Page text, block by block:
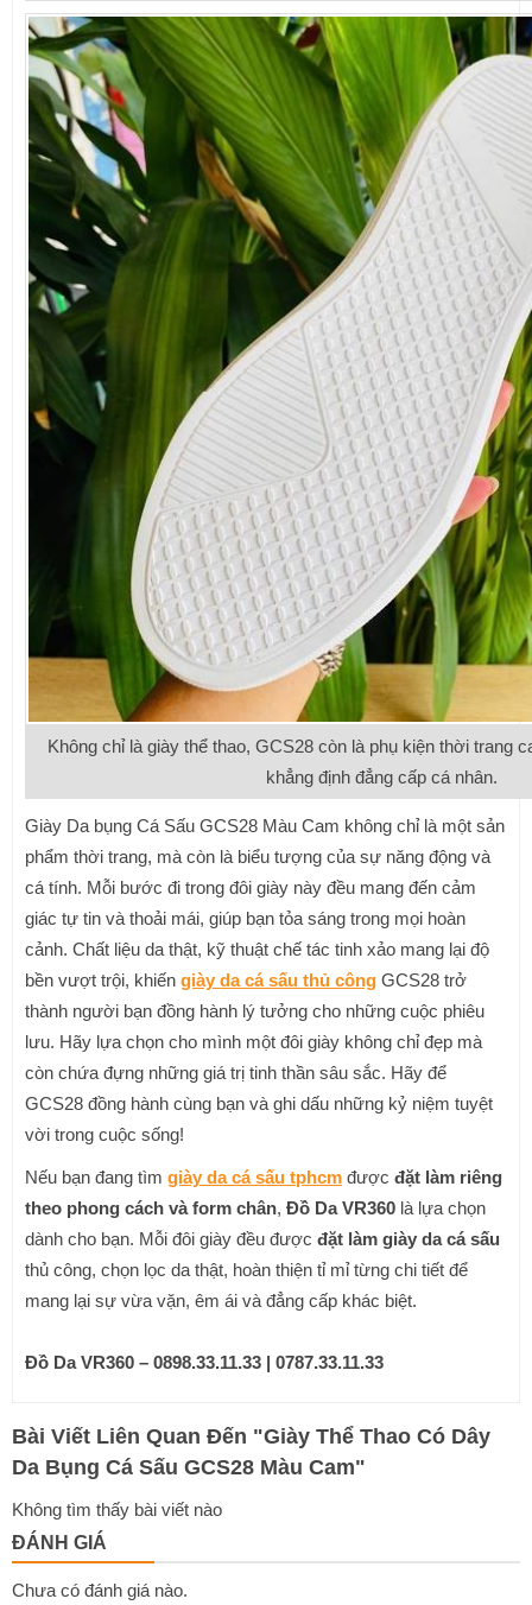
Không chỉ là giày thể thao, GCS28 còn là phụ kiện thời trang
khẳng định đẳng cấp cá nhân.
Giày Da bụng Cá Sấu GCS28 Màu Cam không chỉ là một sản
phẩm thời trang, mà còn là biểu tượng của sự năng động và
cá tính. Mỗi bước đi trong đôi giày này đều mang đến cảm
giác tự tin và thoải mái, giúp bạn tỏa sáng trong mọi hoàn
cảnh. Chất liệu da thật, kỹ thuật chế tác tinh xảo mang lại độ
bền vượt trội, khiến giày da cá sấu thủ công GCS28 trở
thành người bạn đồng hành lý tưởng cho những cuộc phiêu
lưu. Hãy lựa chọn cho mình một đôi giày không chỉ đẹp mà
còn chứa đựng những giá trị tinh thần sâu sắc. Hãy để
GCS28 đồng hành cùng bạn và ghi dấu những kỷ niệm tuyệt
vời trong cuộc sống!
Nếu bạn đang tìm giày da cá sấu tphcm được đặt làm riêng
theo phong cách và form chân, Đồ Da VR360 là lựa chọn
dành cho bạn. Mỗi đôi giày đều được đặt làm giày da cá sấu
thủ công, chọn lọc da thật, hoàn thiện tỉ mỉ từng chi tiết để
mang lại sự vừa vặn, êm ái và đẳng cấp khác biệt.
Đồ Da VR360 – 0898.33.11.33 | 0787.33.11.33
Bài Viết Liên Quan Đến "Giày Thể Thao Có Dây
Da Bụng Cá Sấu GCS28 Màu Cam"
Không tìm thấy bài viết nào
ĐÁNH GIÁ
Chưa có đánh giá nào.